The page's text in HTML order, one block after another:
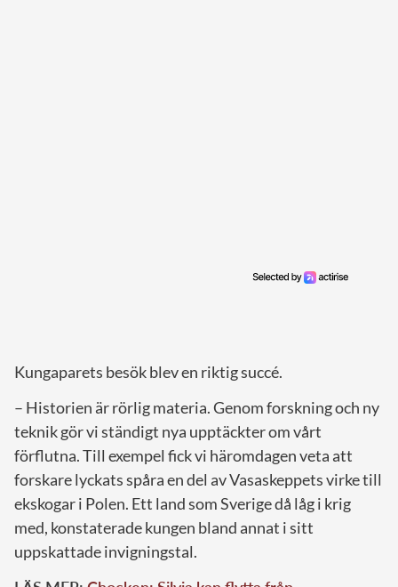
Kungaparets besök blev en riktig succé.
– Historien är rörlig materia. Genom forskning och ny
teknik gör vi ständigt nya upptäckter om vårt
förflutna. Till exempel fick vi häromdagen veta att
forskare lyckats spåra en del av Vasaskeppets virke till
ekskogar i Polen. Ett land som Sverige då låg i krig
med, konstaterade kungen bland annat i sitt
uppskattade invigningstal.